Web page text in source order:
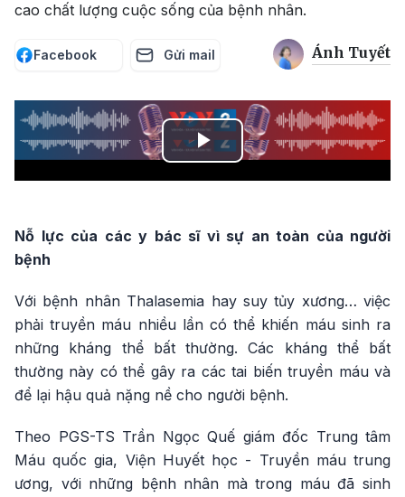
cao chất lượng cuộc sống của bệnh nhân.
Facebook Gửi mail Ánh Tuyết
Play
Nỗ lực của các y bác sĩ vì sự an toàn của người
bệnh
Với bệnh nhân Thalasemia hay suy tủy xương… việc
phải truyền máu nhiều lần có thể khiến máu sinh ra
những kháng thể bất thường. Các kháng thể bất
thường này có thể gây ra các tai biến truyền máu và
để lại hậu quả nặng nề cho người bệnh.
Theo PGS-TS Trần Ngọc Quế giám đốc Trung tâm
Máu quốc gia, Viện Huyết học - Truyền máu trung
ương, với những bệnh nhân mà trong máu đã sinh